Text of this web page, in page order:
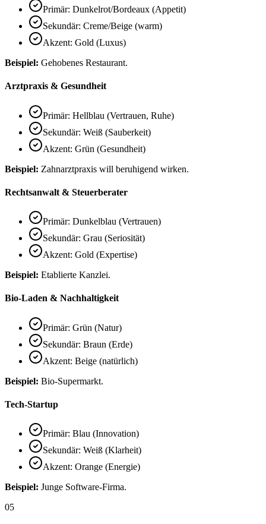
Primär: Dunkelrot/Bordeaux (Appetit)
Sekundär: Creme/Beige (warm)
Akzent: Gold (Luxus)
Beispiel: Gehobenes Restaurant.
Arztpraxis & Gesundheit
Primär: Hellblau (Vertrauen, Ruhe)
Sekundär: Weiß (Sauberkeit)
Akzent: Grün (Gesundheit)
Beispiel: Zahnarztpraxis will beruhigend wirken.
Rechtsanwalt & Steuerberater
Primär: Dunkelblau (Vertrauen)
Sekundär: Grau (Seriosität)
Akzent: Gold (Expertise)
Beispiel: Etablierte Kanzlei.
Bio-Laden & Nachhaltigkeit
Primär: Grün (Natur)
Sekundär: Braun (Erde)
Akzent: Beige (natürlich)
Beispiel: Bio-Supermarkt.
Tech-Startup
Primär: Blau (Innovation)
Sekundär: Weiß (Klarheit)
Akzent: Orange (Energie)
Beispiel: Junge Software-Firma.
05